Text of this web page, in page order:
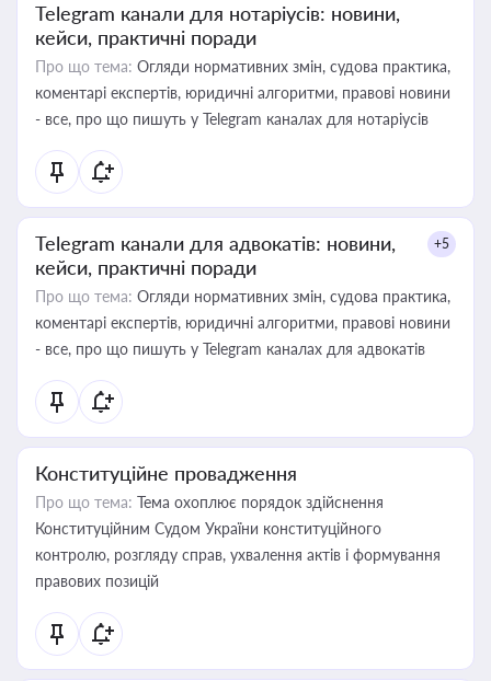
Telegram канали для нотаріусів: новини,
кейси, практичні поради
Про що тема: Огляди нормативних змін, судова практика,
коментарі експертів, юридичні алгоритми, правові новини
- все, про що пишуть у Telegram каналах для нотаріусів
Telegram канали для адвокатів: новини,
кейси, практичні поради
+5
Про що тема: Огляди нормативних змін, судова практика,
коментарі експертів, юридичні алгоритми, правові новини
- все, про що пишуть у Telegram каналах для адвокатів
Конституційне провадження
Про що тема: Тема охоплює порядок здійснення
Конституційним Судом України конституційного
контролю, розгляду справ, ухвалення актів і формування
правових позицій